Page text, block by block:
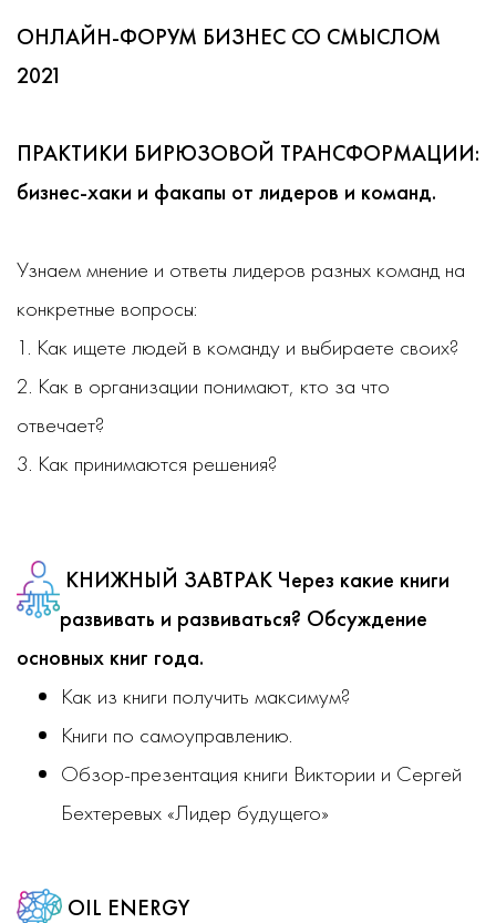
ОНЛАЙН-ФОРУМ БИЗНЕС СО СМЫСЛОМ
2021
ПРАКТИКИ БИРЮЗОВОЙ ТРАНСФОРМАЦИИ:
бизнес-хаки и факапы от лидеров и команд.
Узнаем мнение и ответы лидеров разных команд на
конкретные вопросы:
1. Как ищете людей в команду и выбираете своих?
2. Как в организации понимают, кто за что
отвечает?
3. Как принимаются решения?
КНИЖНЫЙ ЗАВТРАК Через какие книги
развивать и развиваться? Обсуждение
основных книг года.
Как из книги получить максимум?
Книги по самоуправлению.
Обзор-презентация книги Виктории и Сергей
Бехтеревых «Лидер будущего»
OIL ENERGY